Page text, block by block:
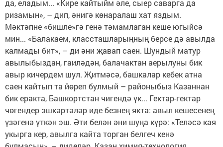
да, еладым... «Кире кайтыйм әле, сыер саварга да
ризамын», – дип, әнигә көнаралаш хат яздым.
Мәктәпне «бишле»гә генә тәмамлаган кеше югыйсә
мин... «Балакаем, классташларыңның берсе дә авылда
калмады бит», – ди әни җавап саен. Шундый матур
авылыбыздан, гаиләдән, балачактан аерылуны бик
авыр кичердем шул. Җитмәсә, башкалар кебек атна
саен кайтып та йөреп булмый – районыбыз Казаннан
бик еракта, Башкортстан чигендә үк... Гектар-гектар
чөгендер эшкәртәләр иде безнең якта: авыл кешесенең
үзәгенә үткән эш. Әти белән әни шуңа күрә: «Теләсә кая
укырга кер, авылга кайта торган белгеч кенә